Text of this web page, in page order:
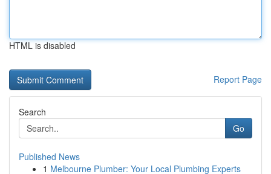
HTML is disabled
Report Page
Search
Go
Published News
1 Melbourne Plumber: Your Local Plumbing Experts